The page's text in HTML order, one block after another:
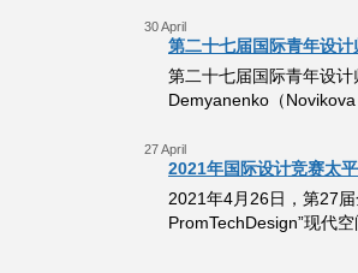
30 April
第二十七届国际青年设
第二十七届国际青年设计
Demyanenko（
27 April
2021年国际设计竞赛太
2021年4月26日，第27
PromTechDesign”现代